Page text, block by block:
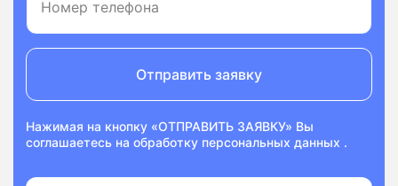
Отправить заявку
Нажимая на кнопку «ОТПРАВИТЬ ЗАЯВКУ» Вы
соглашаетесь на обработку персональных данных .